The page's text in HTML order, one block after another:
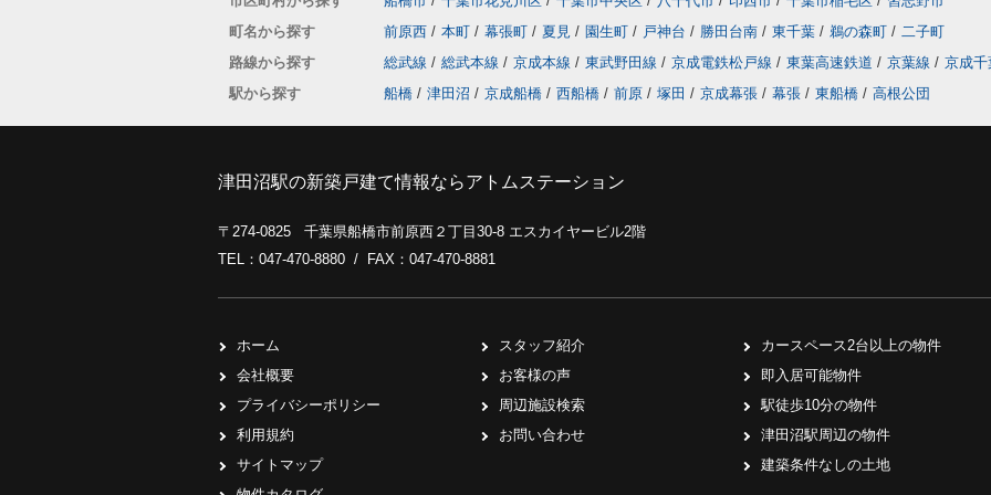
町名から探す
前原西 / 本町 / 幕張町 / 夏見 / 園生町 / 戸神台 / 勝田台南 / 東千葉 / 鵜の森町 / 二子町
路線から探す
総武線 / 総武本線 / 京成本線 / 東武野田線 / 京成電鉄松戸線 / 東葉高速鉄道 / 京葉線 / 京成千
駅から探す
船橋 / 津田沼 / 京成船橋 / 西船橋 / 前原 / 塚田 / 京成幕張 / 幕張 / 東船橋 / 高根公団
津田沼駅の新築戸建て情報ならアトムステーション
〒274-0825 千葉県船橋市前原西２丁目30-8 エスカイヤービル2階
TEL：047-470-8880 / FAX：047-470-8881
ホーム
会社概要
プライバシーポリシー
利用規約
サイトマップ
スタッフ紹介
お客様の声
周辺施設検索
お問い合わせ
カースペース2台以上の物件
即入居可能物件
駅徒歩10分の物件
津田沼駅周辺の物件
建築条件なしの土地